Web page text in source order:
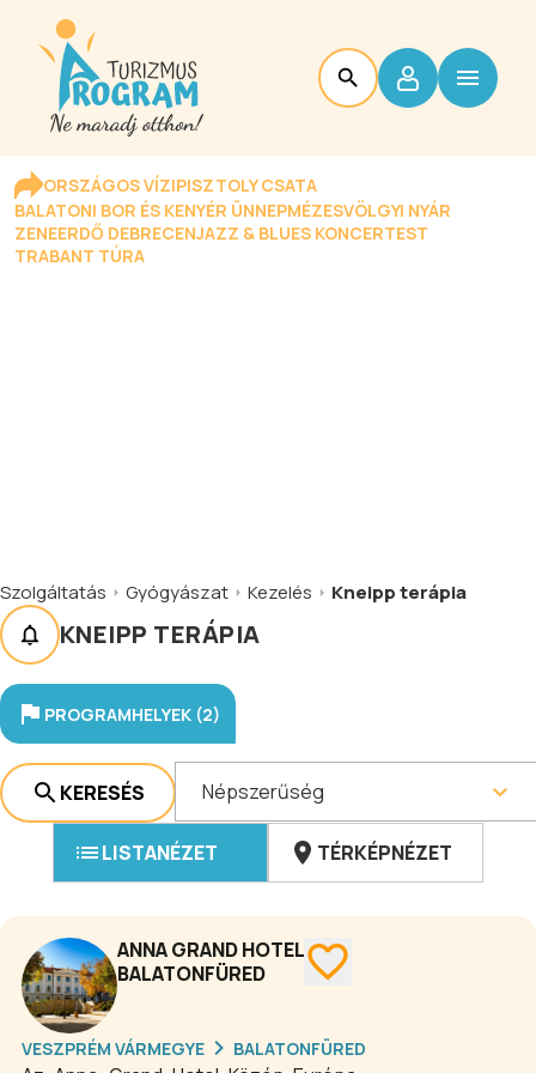
ORSZÁGOS VÍZIPISZTOLY CSATA
BALATONI BOR ÉS KENYÉR ÜNNEPMÉZESVÖLGYI NYÁR
ZENEERDŐ DEBRECENJAZZ & BLUES KONCERTEST
TRABANT TÚRA
Szolgáltatás Gyógyászat Kezelés Kneipp terápia
KNEIPP TERÁPIA
PROGRAMHELYEK (2)
KERESÉS Népszerűség
LISTANÉZET TÉRKÉPNÉZET
ANNA GRAND HOTEL
BALATONFÜRED
VESZPRÉM VÁRMEGYE BALATONFÜRED